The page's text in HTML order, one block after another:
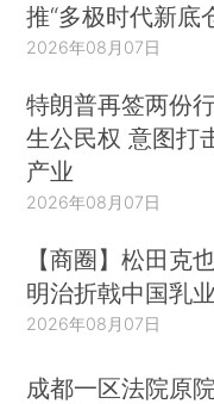
推“多极时代新底
2026年08月07日
特朗普再签两份
生公民权 意图打
产业
2026年08月07日
【商圈】松田克
明治折戟中国乳业
2026年08月07日
成都一区法院原